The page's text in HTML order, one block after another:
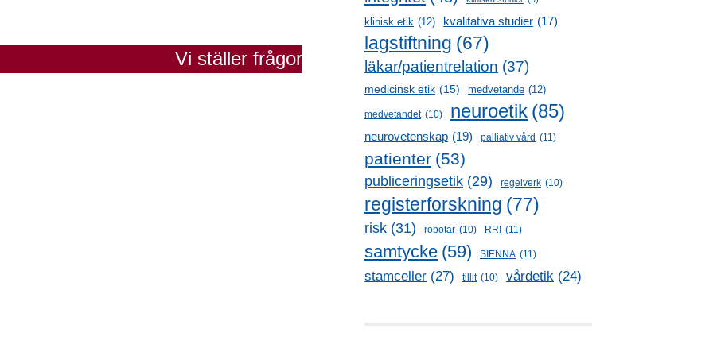
Vi ställer frågor
klinisk etik (12) kvalitativa studier (17)
lagstiftning (67)
läkar/patientrelation (37)
medicinsk etik (15) medvetande (12)
medvetandet (10) neuroetik (85)
neurovetenskap (19) palliativ vård (11)
patienter (53)
publiceringsetik (29) regelverk (10)
registerforskning (77)
risk (31) robotar (10) RRI (11)
samtycke (59) SIENNA (11)
stamceller (27) tillit (10) vårdetik (24)